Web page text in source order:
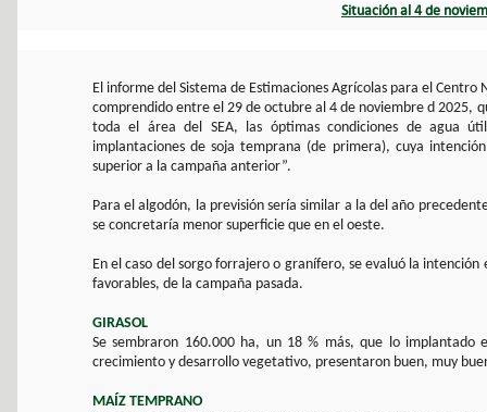
Situación al 4 de
El informe del Sistema de Estimaciones Agrícolas para el
comprendido entre el 29 de octubre al 4 de noviembre d 2025,
toda el área del SEA, las óptimas condiciones de agua
implantaciones de soja temprana (de primera), cuya
superior a la campaña anterior”.
Para el algodón, la previsión sería similar a la del año
se concretaría menor superficie que en el oeste.
En el caso del sorgo forrajero o granífero, se evaluó la
favorables, de la campaña pasada.
GIRASOL
Se sembraron 160.000 ha, un 18 % más, que lo
crecimiento y desarrollo vegetativo, presentaron buen, muy
MAÍZ TEMPRANO